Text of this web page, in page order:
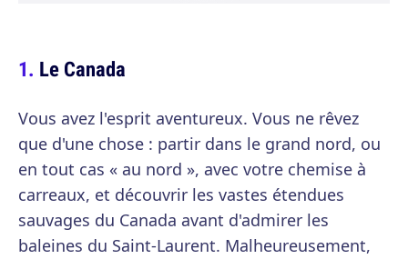
Le Canada
Vous avez l'esprit aventureux. Vous ne rêvez
que d'une chose : partir dans le grand nord, ou
en tout cas « au nord », avec votre chemise à
carreaux, et découvrir les vastes étendues
sauvages du Canada avant d'admirer les
baleines du Saint-Laurent. Malheureusement,